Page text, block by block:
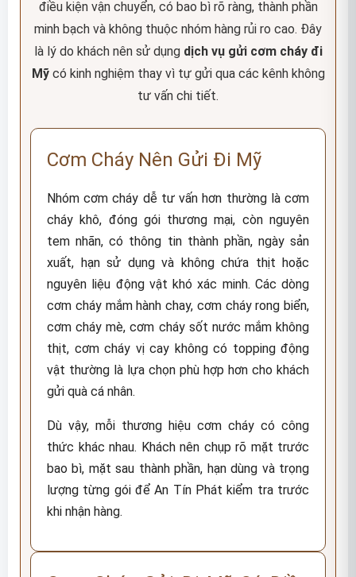
điều kiện vận chuyển, có bao bì rõ ràng, thành phần
minh bạch và không thuộc nhóm hàng rủi ro cao. Đây
là lý do khách nên sử dụng dịch vụ gửi cơm cháy đi
Mỹcó kinh nghiệm thay vì tự gửi qua các kênh không
tư vấn chi tiết.
Cơm Cháy Nên Gửi Đi Mỹ
Nhóm cơm cháy dễ tư vấn hơn thường là cơm
cháy khô, đóng gói thương mại, còn nguyên
tem nhãn, có thông tin thành phần, ngày sản
xuất, hạn sử dụng và không chứa thịt hoặc
nguyên liệu động vật khó xác minh. Các dòng
cơm cháy mắm hành chay, cơm cháy rong biển,
cơm cháy mè, cơm cháy sốt nước mắm không
thịt, cơm cháy vị cay không có topping động
vật thường là lựa chọn phù hợp hơn cho khách
gửi quà cá nhân.
Dù vậy, mỗi thương hiệu cơm cháy có công
thức khác nhau. Khách nên chụp rõ mặt trước
bao bì, mặt sau thành phần, hạn dùng và trọng
lượng từng gói để An Tín Phát kiểm tra trước
khi nhận hàng.